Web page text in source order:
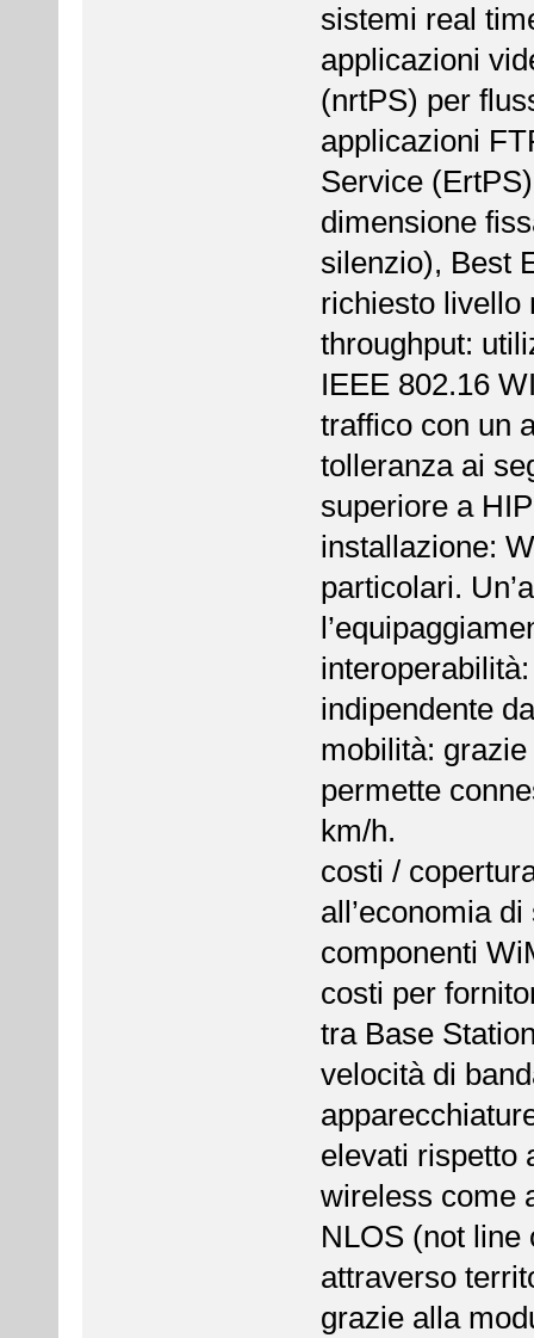
sistemi real
applicazioni
(nrtPS) per
applicazioni
Service
dimensione
silenzio), Best
richiesto livello
throughput:
IEEE 802.16
traffico con un
tolleranza ai
superiore a
installazione:
particolari.
indipendente
mobilità:
permette
km/h.
costi /
all’economia
componenti
costi per
tra Base
velocità di
elevati rispetto
wireless come
NLOS (not line
attraverso
grazie alla